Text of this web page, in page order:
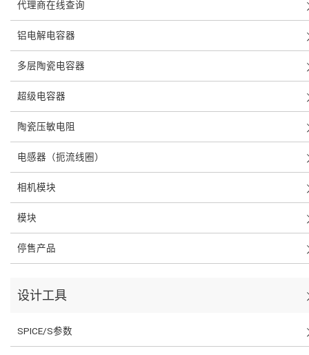
代理商在线查询
铝电解电容器
多层陶瓷电容器
超级电容器
陶瓷压敏电阻
电感器（扼流线圈）
相机模块
模块
停售产品
设计工具
SPICE/S参数